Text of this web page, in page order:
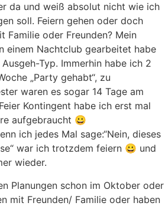
da und weiß absolut nicht wie ich
soll. Feiern gehen oder doch
Familie oder Freunden? Mein
einem Nachtclub gearbeitet habe
Typ. Immerhin habe ich 2
„Party gehabt“, zu
waren es sogar 14 Tage am
Kontingent habe ich erst mal
aufgebraucht 😀
ich jedes Mal sage:“Nein, dieses
war ich trotzdem feiern 😀 und
wieder.
Planungen schon im Oktober oder
mit Freunden/ Familie oder haben